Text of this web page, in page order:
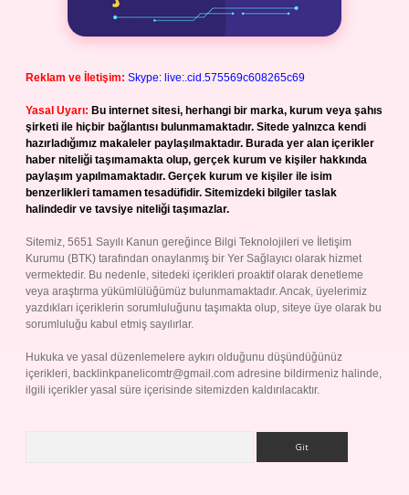
Reklam ve İletişim: Skype: live:.cid.575569c608265c69
Yasal Uyarı: Bu internet sitesi, herhangi bir marka, kurum veya şahıs
şirketi ile hiçbir bağlantısı bulunmamaktadır. Sitede yalnızca kendi
hazırladığımız makaleler paylaşılmaktadır. Burada yer alan içerikler
haber niteliği taşımamakta olup, gerçek kurum ve kişiler hakkında
paylaşım yapılmamaktadır. Gerçek kurum ve kişiler ile isim
benzerlikleri tamamen tesadüfidir. Sitemizdeki bilgiler taslak
halindedir ve tavsiye niteliği taşımazlar.
Sitemiz, 5651 Sayılı Kanun gereğince Bilgi Teknolojileri ve İletişim
Kurumu (BTK) tarafından onaylanmış bir Yer Sağlayıcı olarak hizmet
vermektedir. Bu nedenle, sitedeki içerikleri proaktif olarak denetleme
veya araştırma yükümlülüğümüz bulunmamaktadır. Ancak, üyelerimiz
yazdıkları içeriklerin sorumluluğunu taşımakta olup, siteye üye olarak bu
sorumluluğu kabul etmiş sayılırlar.
Hukuka ve yasal düzenlemelere aykırı olduğunu düşündüğünüz
içerikleri, backlinkpanelicomtr@gmail.com adresine bildirmeniz halinde,
ilgili içerikler yasal süre içerisinde sitemizden kaldırılacaktır.